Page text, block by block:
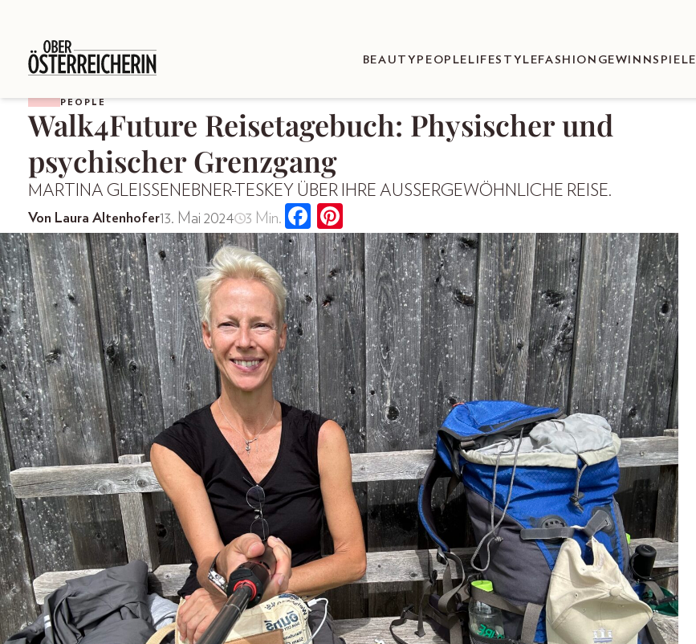
BEAUTY PEOPLE LIFESTYLEFASHION GEWINNSPIELE
PEOPLE
Walk4Future Reisetagebuch: Physischer und
psychischer Grenzgang
MARTINA GLEISSENEBNER-TESKEY ÜBER IHRE AUSSERGEWÖHNLICHE REISE.
Von Laura Altenhofer13. Mai 2024 3 Min.